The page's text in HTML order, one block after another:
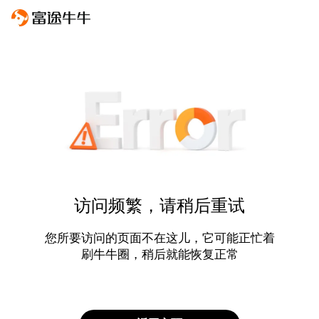
访问频繁，请稍后重试
您所要访问的页面不在这儿，它可能正忙着
刷牛牛圈，稍后就能恢复正常